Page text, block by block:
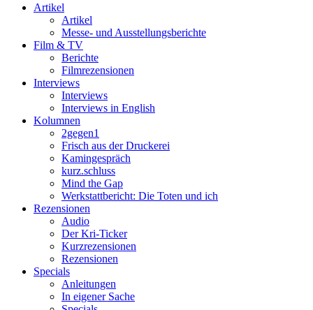
Artikel
Artikel
Messe- und Ausstellungsberichte
Film & TV
Berichte
Filmrezensionen
Interviews
Interviews
Interviews in English
Kolumnen
2gegen1
Frisch aus der Druckerei
Kamingespräch
kurz.schluss
Mind the Gap
Werkstattbericht: Die Toten und ich
Rezensionen
Audio
Der Kri-Ticker
Kurzrezensionen
Rezensionen
Specials
Anleitungen
In eigener Sache